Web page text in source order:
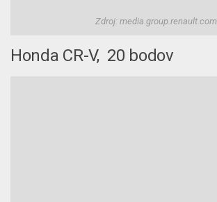
Zdroj: media.group.renault.com
Honda CR-V, 20 bodov